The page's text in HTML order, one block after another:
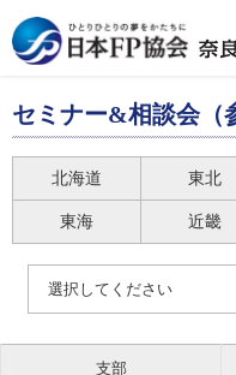
セミナー&相談会（
北海道 東北
東海 近畿
選択してください
支部